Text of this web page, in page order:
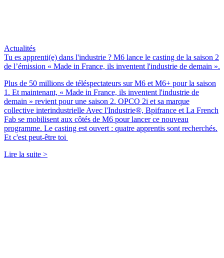
Actualités
Tu es apprenti(e) dans l'industrie ? M6 lance le casting de la saison 2
de l’émission « Made in France, ils inventent l'industrie de demain ».
Plus de 50 millions de téléspectateurs sur M6 et M6+ pour la saison
1. Et maintenant, « Made in France, ils inventent l'industrie de
demain » revient pour une saison 2. OPCO 2i et sa marque
collective interindustrielle Avec l'Industrie®, Bpifrance et La French
Fab se mobilisent aux côtés de M6 pour lancer ce nouveau
programme. Le casting est ouvert : quatre apprentis sont recherchés.
Et c'est peut-être toi
Lire la suite >